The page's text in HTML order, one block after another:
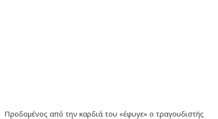
Προδομένος από την καρδιά του «έφυγε» ο τραγουδιστής